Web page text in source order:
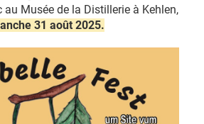
au Musée de la Distillerie à Kehlen,
31 août 2025.